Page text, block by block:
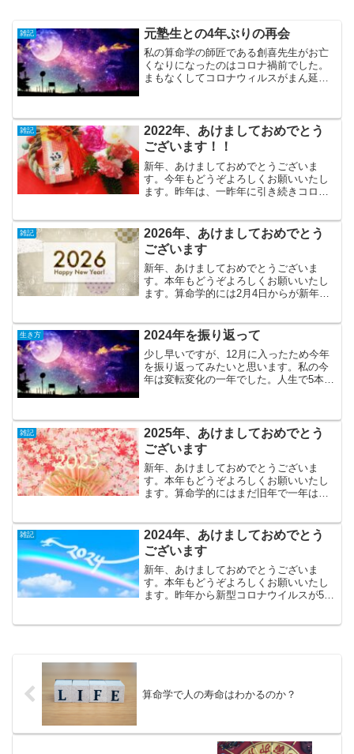
雑記 元塾生との4年ぶりの再会
私の算命学の師匠である創喜先生がお亡
くなりになったのはコロナ禍前でした。
まもなくしてコロナウィルスがまん延
した。コロナウィルスが5...
雑記
2022年、あけましておめでとう
ございます！！
新年、あけましておめでとうございま
す。今年もどうぞよろしくお願いいたし
ます。昨年は、一昨年に引き続きコロナ
皆が耐え忍び、当たり前のことができな
い戦時中のような時間の流れ...
雑記
2026年、あけましておめでとう
ございます
新年、あけましておめでとうございま
す。本年もどうぞよろしくお願いいたし
ます。算命学的には2月4日からが新年で
う少しで終えます。そして新たに午未天
中殺グループさんが年運...
生き方 2024年を振り返って
少し早いですが、12月に入ったため今年
を振り返ってみたいと思います。私の今
年は変転変化の一年でした。人生で5本の
と自分の天中殺通りの人生に近づきまし
た。ほっとしたのと同...
雑記
2025年、あけましておめでとう
ございます
新年、あけましておめでとうございま
す。本年もどうぞよろしくお願いいたし
ます。算命学的にはまだ旧年で一年は終
やはり年末になると残念なニュースが流
れてなんとも言えないム...
雑記
2024年、あけましておめでとう
ございます
新年、あけましておめでとうございま
す。本年もどうぞよろしくお願いいたし
ます。昨年から新型コロナウイルスが5類
算命学で人の寿命はわかるのか？